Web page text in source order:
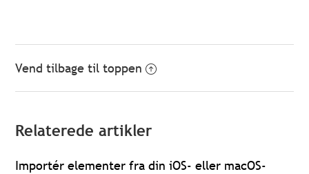
Vend tilbage til toppen
Relaterede artikler
Importér elementer fra din iOS- eller macOS-